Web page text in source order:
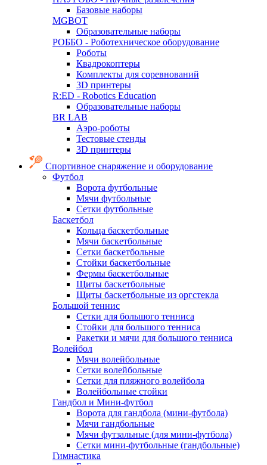
Базовые наборы
MGBOT
Образовательные наборы
РОББО - Роботехническое оборудование
Роботы
Квадрокоптеры
Комплекты для соревнований
3D принтеры
R:ED - Robotics Education
Образовательные наборы
BR LAB
Аэро-роботы
Тестовые стенды
3D принтеры
Спортивное снаряжение и оборудование
Футбол
Ворота футбольные
Мячи футбольные
Сетки футбольные
Баскетбол
Кольца баскетбольные
Мячи баскетбольные
Сетки баскетбольные
Стойки баскетбольные
Фермы баскетбольные
Щиты баскетбольные
Щиты баскетбольные из оргстекла
Большой теннис
Сетки для большого тенниса
Стойки для большого тенниса
Ракетки и мячи для большого тенниса
Волейбол
Мячи волейбольные
Сетки волейбольные
Сетки для пляжного волейбола
Волейбольные стойки
Гандбол и Мини-футбол
Ворота для гандбола (мини-футбола)
Мячи гандбольные
Мячи футзальные (для мини-футбола)
Сетки мини-футбольные (гандбольные)
Гимнастика